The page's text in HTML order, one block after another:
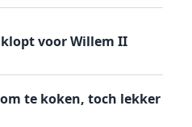
voor Willem II
te koken, toch lekker